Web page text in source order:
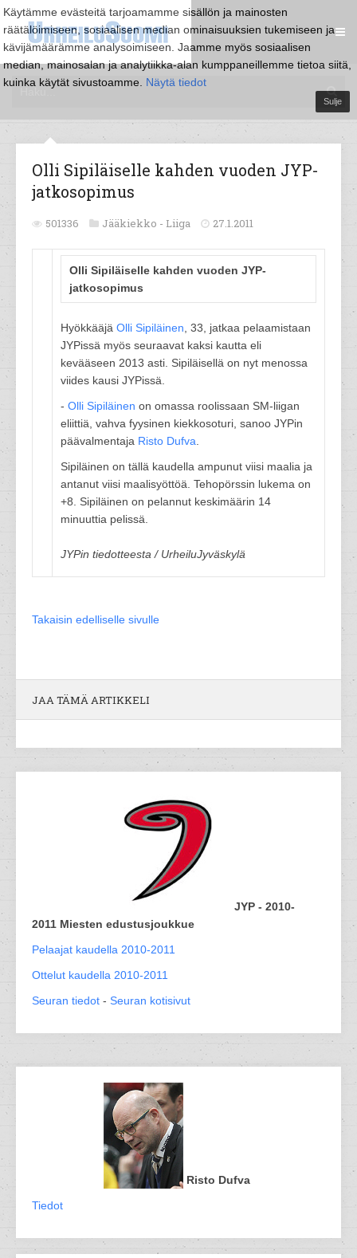
Käytämme evästeitä tarjoamamme sisällön ja mainosten
räätälöimiseen, sosiaalisen median ominaisuuksien tukemiseen ja
kävijämäärämme analysoimiseen. Jaamme myös sosiaalisen
median, mainosalan ja analytiikka-alan kumppaneillemme tietoa siitä,
kuinka käytät sivustoamme. Näytä tiedot
Sulje
Olli Sipiläiselle kahden vuoden JYP-
jatkosopimus
501336 Jääkiekko - Liiga 27.1.2011
Olli Sipiläiselle kahden vuoden JYP-
jatkosopimus
Hyökkääjä Olli Sipiläinen , 33, jatkaa pelaamistaan
JYPissä myös seuraavat kaksi kautta eli
kevääseen 2013 asti. Sipiläisellä on nyt menossa
viides kausi JYPissä.
- Olli Sipiläinen on omassa roolissaan SM-liigan
eliittiä, vahva fyysinen kiekkosoturi, sanoo JYPin
päävalmentaja Risto Dufva
Sipiläinen on tällä kaudella ampunut viisi maalia ja
antanut viisi maalisyöttöä. Tehopörssin lukema on
+8. Sipiläinen on pelannut keskimäärin 14
minuuttia pelissä.
JYPin tiedotteesta / UrheiluJyväskylä
Takaisin edelliselle sivulle
JAA TÄMÄ ARTIKKELI
JYP - 2010-
2011 Miesten edustusjoukkue
Pelaajat kaudella 2010-2011
Ottelut kaudella 2010-2011
Seuran tiedot - Seuran kotisivut
Risto Dufva
Tiedot